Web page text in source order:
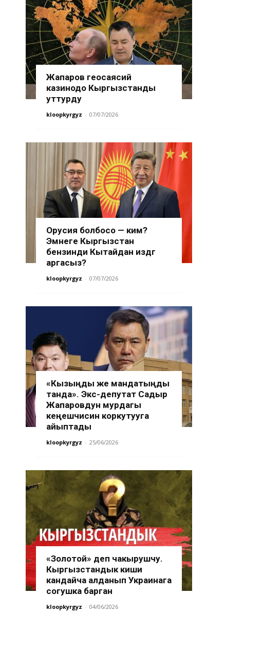
Жапаров геосаясий
казинодо Кыргызстанды
уттурду
kloopkyrgyz - 07/07/2026
Орусия болбосо — ким?
Эмнеге Кыргызстан
бензинди Кытайдан издөөгө
аргасыз?
kloopkyrgyz - 07/07/2026
«Кызыңды же мандатыңды
танда». Экс-депутат Садыр
Жапаровдун мурдагы
кеңешчисин коркутууга
айыптады
kloopkyrgyz - 25/06/2026
«Золотой» деп чакырушчу.
Кыргызстандык киши
кандайча алданып Украинага
согушка барган
kloopkyrgyz - 04/06/2026